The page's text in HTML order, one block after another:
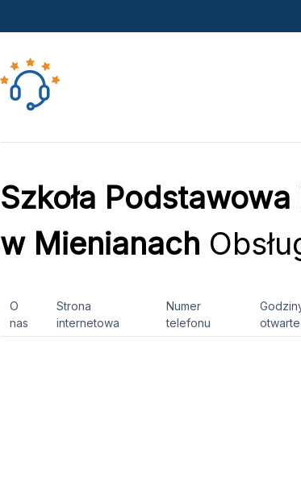
Szkoła Podstawowa
w Mienianach
O
nas
Strona
internetowa
Numer
telefonu
otwarte